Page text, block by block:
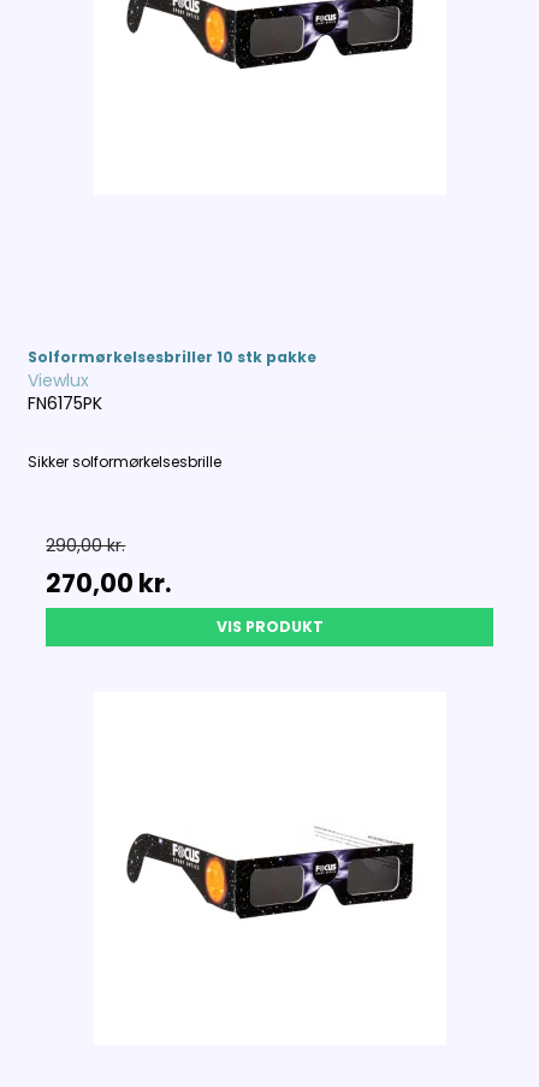
Solformørkelsesbriller 10 stk pakke
Viewlux
FN6175PK
Sikker solformørkelsesbrille
290,00 kr.
270,00 kr.
VIS PRODUKT